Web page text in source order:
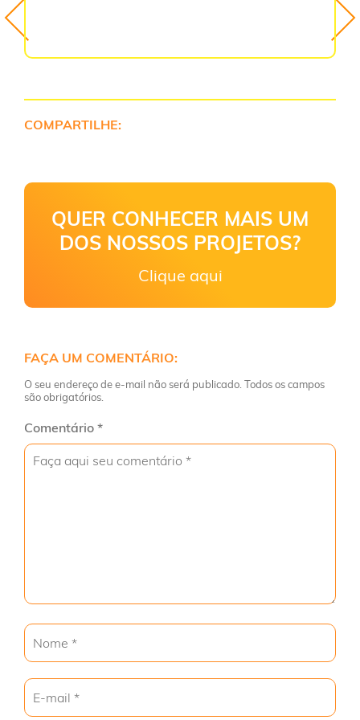
COMPARTILHE:
QUER CONHECER MAIS UM
DOS NOSSOS PROJETOS?
Clique aqui
FAÇA UM COMENTÁRIO:
O seu endereço de e-mail não será publicado. Todos os campos
são obrigatórios.
Comentário *